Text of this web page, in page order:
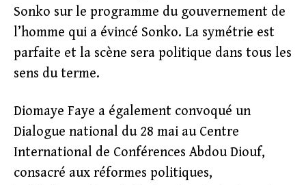
Sonko sur le programme du gouvernement de
l’homme qui a évincé Sonko. La symétrie est
parfaite et la scène sera politique dans tous les
sens du terme.
Diomaye Faye a également convoqué un
Dialogue national du 28 mai au Centre
International de Conférences Abdou Diouf,
consacré aux réformes politiques,